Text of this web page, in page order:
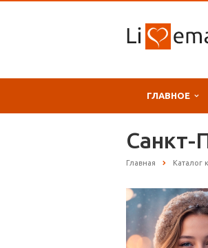
ГЛАВНОЕ
Санкт-
Главная Каталог